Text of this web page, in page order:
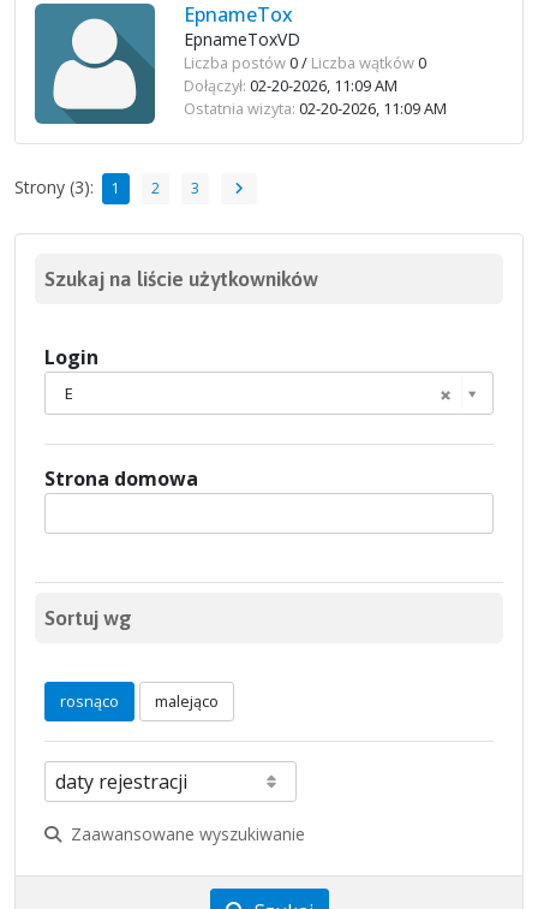
EpnameTox
EpnameToxVD
Liczba postów0 / Liczba wątków0
Dołączył: 02-20-2026, 11:09 AM
Ostatnia wizyta: 02-20-2026, 11:09 AM
Strony (3): 1 2 3
Szukaj na liście użytkowników
Login
E
Strona domowa
Sortuj wg
rosnąco malejąco
Zaawansowane wyszukiwanie